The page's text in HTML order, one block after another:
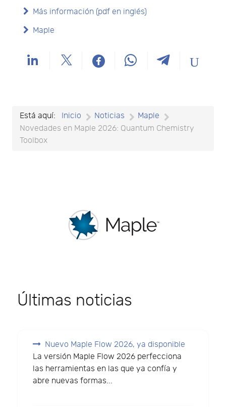
Más información (pdf en inglés)
Maple
Está aquí: Inicio Noticias
Maple
Novedades en Maple 2026: Quantum Chemistry
Toolbox
Últimas noticias
Nuevo Maple Flow 2026, ya disponible
La versión Maple Flow 2026 perfecciona
las herramientas en las que ya confía y
abre nuevas formas...